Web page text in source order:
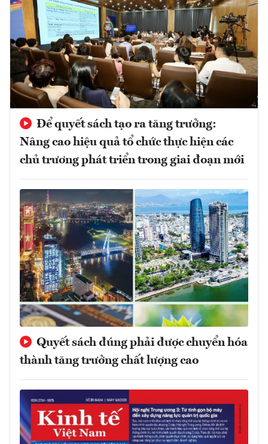
Để quyết sách tạo ra tăng trưởng:
Nâng cao hiệu quả tổ chức thực hiện các
chủ trương phát triển trong giai đoạn mới
Quyết sách đúng phải được chuyển hóa
thành tăng trưởng chất lượng cao